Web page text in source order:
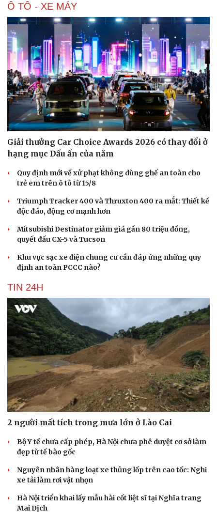
Ô TÔ - XE MÁY
Giải thưởng Car Choice Awards 2026 có thay đổi ở
hạng mục Dấu ấn của năm
Quy định mới về xử phạt không dùng ghế an toàn cho
trẻ em trên ô tô từ 15/8
Triumph Tracker 400 và Thruxton 400 ra mắt: Thiết kế
độc đáo, động cơ mạnh hơn
Mitsubishi Destinator giảm giá gần 80 triệu đồng,
quyết đấu CX-5 và Tucson
Khu vực sạc xe điện chung cư cần đáp ứng những quy
định an toàn PCCC nào?
TIN 24H
2 người mất tích trong mưa lớn ở Lào Cai
Bộ Y tế chưa cấp phép, Hà Nội chưa phê duyệt cơ sở làm
đẹp từ tế bào gốc
Nguyên nhân hàng loạt xe thủng lốp trên cao tốc: Nghi
xe tải làm rơi vật nhọn
Hà Nội triển khai lấy mẫu hài cốt liệt sĩ tại Nghĩa trang
Mai Dịch